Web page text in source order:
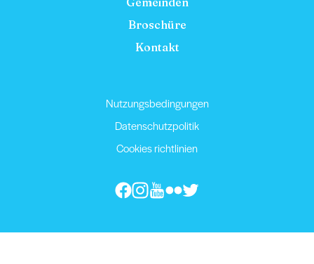
Broschüre
Kontakt
Nutzungsbedingungen
Datenschutzpolitik
Cookies richtlinien